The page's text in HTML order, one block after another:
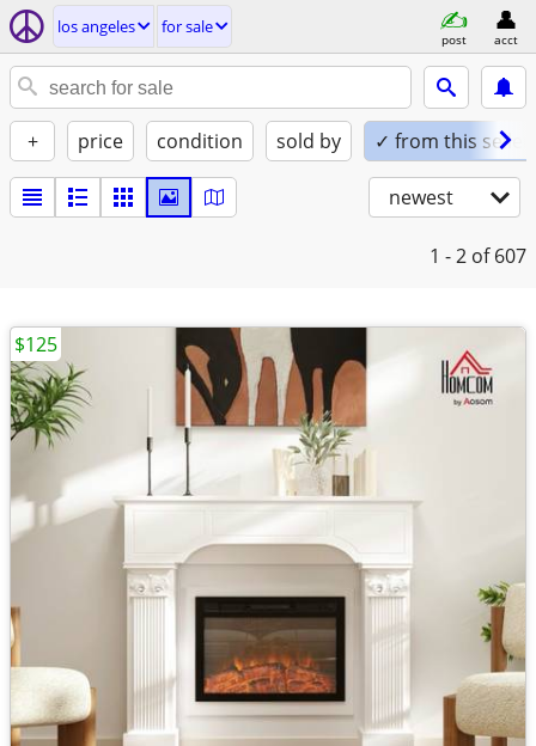
los angeles for sale
post acct
+ price condition sold by ✓ from this seller
newest
1 - 2 of 607
$125